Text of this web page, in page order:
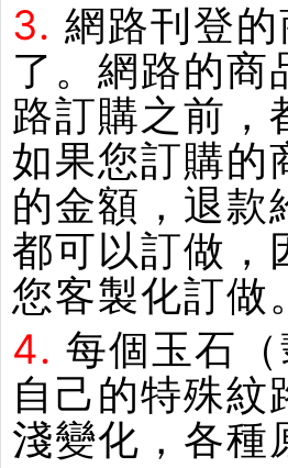
3. 網路刊登
了。網路的商
路訂購之前，
如果您訂購的
的金額，退款
都可以訂做，
您客製化訂做。
4. 每個玉石
自己的特殊
淺變化，各種